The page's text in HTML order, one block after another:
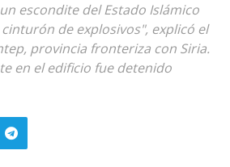
escondite del Estado Islámico
de explosivos", explicó el
provincia fronteriza con Siria.
en el edificio fue detenido